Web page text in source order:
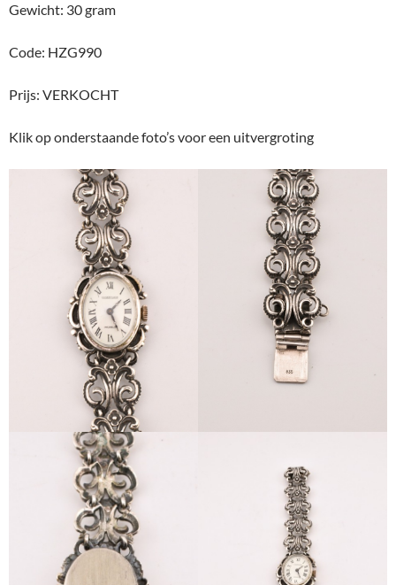
Gewicht: 30 gram
Code: HZG990
Prijs: VERKOCHT
Klik op onderstaande foto’s voor een uitvergroting